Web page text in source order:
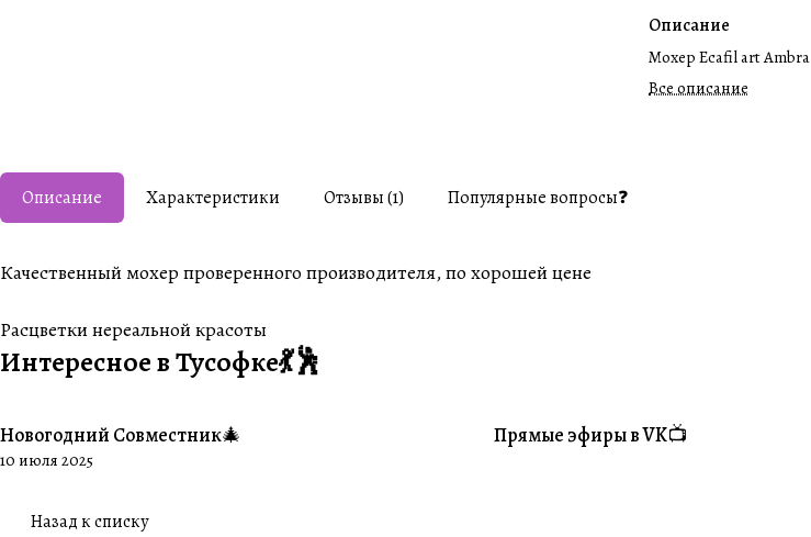
Описание
Мохер Ecafil art Ambra
Все описание
Описание Характеристики Отзывы (1) Популярные вопросы❓
Качественный мохер проверенного производителя, по хорошей цене
Расцветки нереальной красоты
Интересное в Тусофке💃🕺
#Совместники
Новогодний Совместник🎄
10 июля 2025
#Житуха
Прямые эфиры в VK📺
Назад к списку